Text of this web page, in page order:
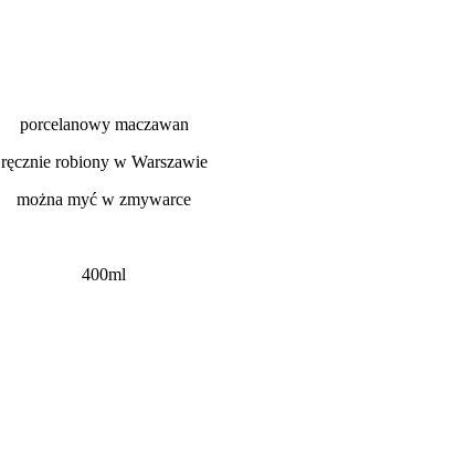
porcelanowy maczawan
ręcznie robiony w Warszawie
można myć w zmywarce
400ml